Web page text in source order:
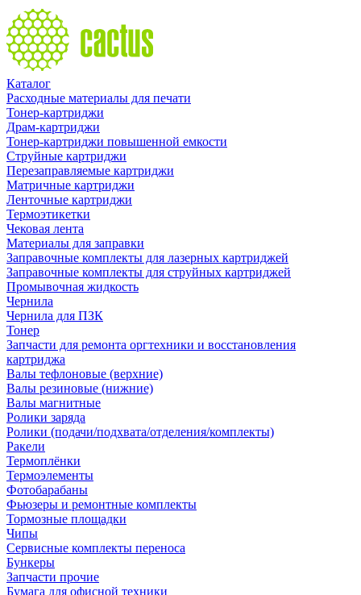
Каталог
Расходные материалы для печати
Тонер-картриджи
Драм-картриджи
Тонер-картриджи повышенной емкости
Струйные картриджи
Перезаправляемые картриджи
Матричные картриджи
Ленточные картриджи
Термоэтикетки
Чековая лента
Материалы для заправки
Заправочные комплекты для лазерных картриджей
Заправочные комплекты для струйных картриджей
Промывочная жидкость
Чернила
Чернила для ПЗК
Тонер
Запчасти для ремонта оргтехники и восстановления
картриджа
Валы тефлоновые (верхние)
Валы резиновые (нижние)
Валы магнитные
Ролики заряда
Ролики (подачи/подхвата/отделения/комплекты)
Ракели
Термоплёнки
Термоэлементы
Фотобарабаны
Фьюзеры и ремонтные комплекты
Тормозные площадки
Чипы
Сервисные комплекты переноса
Бункеры
Запчасти прочие
Бумага для офисной техники